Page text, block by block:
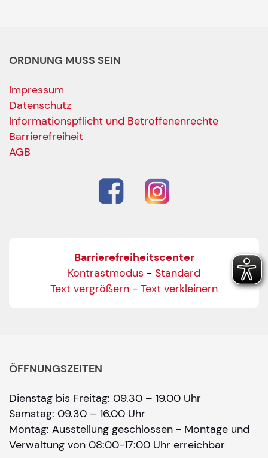
ORDNUNG MUSS SEIN
Impressum
Datenschutz
Informationspflicht und Betroffenenrechte
Barrierefreiheit
AGB
Barrierefreiheitscenter
Kontrastmodus - Standard
Text vergrößern - Text verkleinern
ÖFFNUNGSZEITEN
Dienstag bis Freitag: 09.30 – 19.00 Uhr
Samstag: 09.30 – 16.00 Uhr
Montag: Ausstellung geschlossen - Montage und
Verwaltung von 08:00-17:00 Uhr erreichbar